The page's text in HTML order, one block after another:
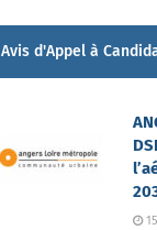
Avis d'Appel à
15